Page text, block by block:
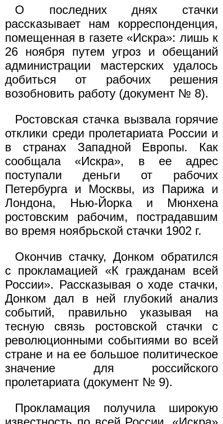
О последних днях стачки
рассказывает нам корреспонденция,
помещенная в газете «Искра»: лишь к
26 ноября путем угроз и обещаний
администрации мастерских удалось
добиться от рабочих решения
возобновить работу (документ № 8).
Ростовская стачка вызвала горячие
отклики среди пролетариата России и
в странах Западной Европы. Как
сообщала «Искра», в ее адрес
поступали деньги от рабочих
Петербурга и Москвы, из Парижа и
Лондона, Нью-Йорка и Мюнхена
ростовским рабочим, пострадавшим
во время ноябрьской стачки 1902 г.
Окончив стачку, Донком обратился
с прокламацией «К гражданам всей
России». Рассказывая о ходе стачки,
Донком дал в ней глубокий анализ
событий, правильно указывая на
тесную связь ростовской стачки с
революционными событиями во всей
стране и на ее большое политическое
значение для российского
пролетариата (документ № 9).
Прокламация получила широкую